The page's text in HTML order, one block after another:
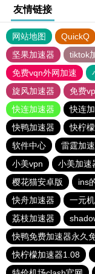
友情链接
网站地图 QuickQ
坚果加速器
tiktok
免费vqn外网加速
旋风加速器
免费
快连加速器
快连
快鸭加速器
快柠
软件中心
雷霆加速
小美vpn
小美加速
樱花猫安卓版
ins
快舟加速器
一元
荔枝加速器
快鸭免费加速器永久
快柠檬加速器1.08